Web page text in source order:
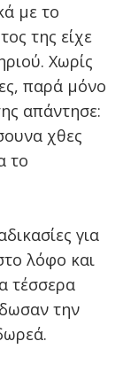
με το
της είχε
Χωρίς
παρά μόνο
απάντησε:
χθες
το
για
λόφο και
τέσσερα
την